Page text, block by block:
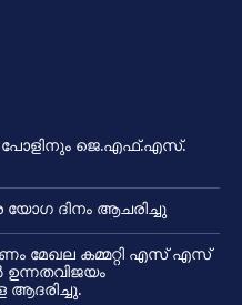
പോളിനും ജെ.എഫ്.എസ്.
യോഗ ദിനം ആചരിച്ചു
മേഖല കമ്മറ്റി എസ് എസ്
ആദരിച്ചു.